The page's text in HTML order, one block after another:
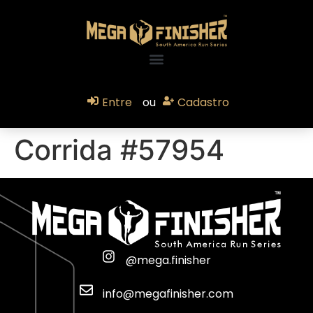
Entre ou Cadastro
Corrida #57954
@mega.finisher
info@megafinisher.com